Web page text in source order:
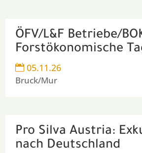
ÖFV/L&F Betriebe/
Forstökonomische
 05.11.26
Bruck/Mur
Pro Silva Austria:
nach Deutschland